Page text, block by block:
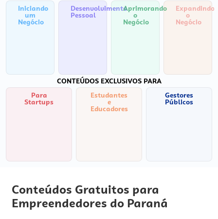
Iniciando
um
Negócio
Desenvolvimento
Pessoal
Aprimorando
o
Negócio
Expandindo
o
Negócio
CONTEÚDOS EXCLUSIVOS PARA
Para
Startups
Estudantes
e
Educadores
Gestores
Públicos
Conteúdos Gratuitos para
Empreendedores do Paraná